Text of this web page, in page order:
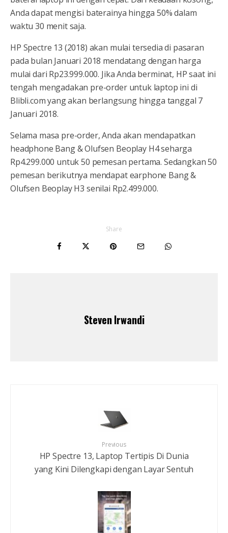
Anda dapat mengisi baterainya hingga 50% dalam
waktu 30 menit saja.
HP Spectre 13 (2018) akan mulai tersedia di pasaran
pada bulan Januari 2018 mendatang dengan harga
mulai dari Rp23.999.000. Jika Anda berminat, HP saat ini
tengah mengadakan pre-order untuk laptop ini di
Blibli.com yang akan berlangsung hingga tanggal 7
Januari 2018.
Selama masa pre-order, Anda akan mendapatkan
headphone Bang & Olufsen Beoplay H4 seharga
Rp4.299.000 untuk 50 pemesan pertama. Sedangkan 50
pemesan berikutnya mendapat earphone Bang &
Olufsen Beoplay H3 senilai Rp2.499.000.
Share
Steven Irwandi
Previous
HP Spectre 13, Laptop Tertipis Di Dunia
yang Kini Dilengkapi dengan Layar Sentuh